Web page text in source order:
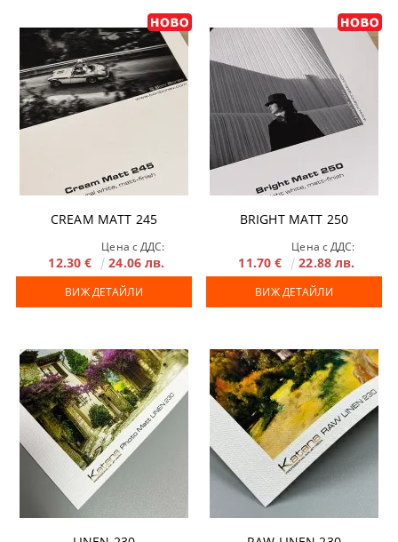
CREAM MATT 245
Цена с ДДС:
12.30 € 24.06 лв.
ВИЖ ДЕТАЙЛИ
BRIGHT MATT 250
Цена с ДДС:
11.70 € 22.88 лв.
ВИЖ ДЕТАЙЛИ